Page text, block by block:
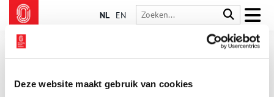
Deze website maakt gebruik van cookies
NL EN